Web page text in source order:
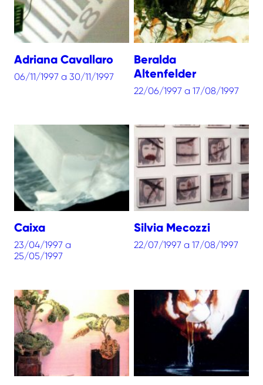
Adriana Cavallaro
06/11/1997 a 30/11/1997
Beralda
Altenfelder
22/06/1997 a 17/08/1997
Caixa
23/04/1997 a
25/05/1997
Silvia Mecozzi
22/07/1997 a 17/08/1997